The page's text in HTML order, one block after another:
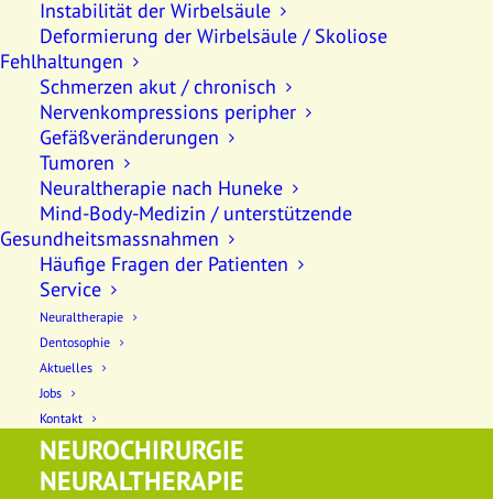
Instabilität der Wirbelsäule
Deformierung der Wirbelsäule / Skoliose
Fehlhaltungen
Schmerzen akut / chronisch
Nervenkompressions peripher
Gefäßveränderungen
Tumoren
Neuraltherapie nach Huneke
Mind-Body-Medizin / unterstützende
Gesundheitsmassnahmen
Häufige Fragen der Patienten
Service
Neuraltherapie
Dentosophie
Aktuelles
Jobs
Kontakt
Dentosophie
Mund-Kiefer-Gesichtschirurgie
Craniomandibuläre Dysfunktion (CMD)
Schmerzen
Piercing-Korrekturen
Ästhetik / Plastische Gesichtschirurgie
Anti-Aging Maßnahmen
Behandlung von Säuglingen / Kleinkindern
Schnarchbehandlung
Neuraltherapie nach Huneke
Regulationsmedizin / Mind-Body-Medizin
NEUROCHIRURGIE
NEURALTHERAPIE